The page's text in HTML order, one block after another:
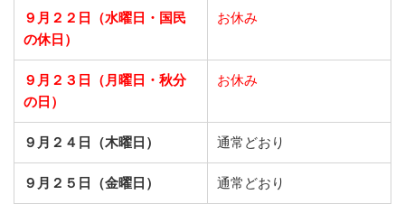
９月２２日
（水曜日・国民
の休日）
お休み
９月２３日
（月曜日・秋分
の日）
お休み
９月２４日（木曜日） 通常どおり
９月２５日（金曜日） 通常どおり